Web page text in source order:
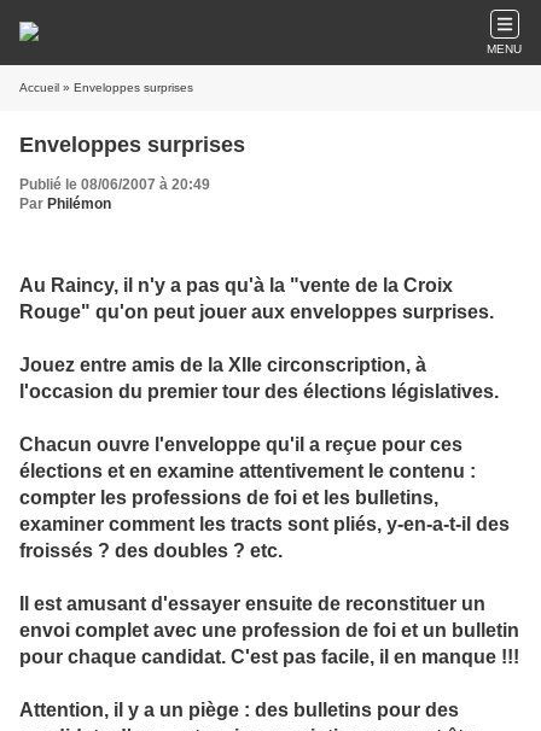
MENU
Accueil » Enveloppes surprises
Enveloppes surprises
Publié le 08/06/2007 à 20:49
Par Philémon
Au Raincy, il n'y a pas qu'à la "vente de la Croix
Rouge" qu'on peut jouer aux enveloppes surprises.
Jouez entre amis de la XIIe circonscription, à
l'occasion du premier tour des élections législatives.
Chacun ouvre l'enveloppe qu'il a reçue pour ces
élections et en examine attentivement le contenu :
compter les professions de foi et les bulletins,
examiner comment les tracts sont pliés, y-en-a-t-il des
froissés ? des doubles ? etc.
Il est amusant d'essayer ensuite de reconstituer un
envoi complet avec une profession de foi et un bulletin
pour chaque candidat. C'est pas facile, il en manque !!!
Attention, il y a un piège : des bulletins pour des